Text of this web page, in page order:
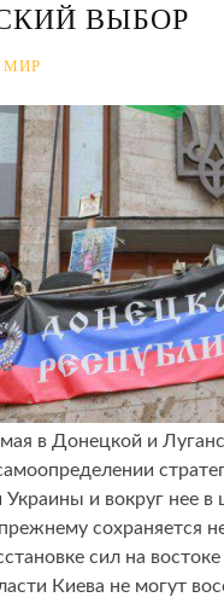
ВЫБОР
МИР
в Донецкой и
Украины и вокруг нее в
сохраняется
сил на
Киева не могут